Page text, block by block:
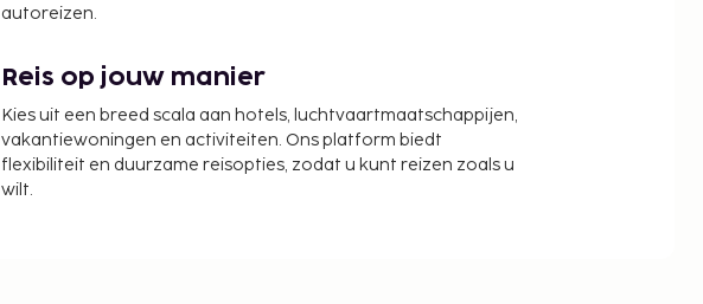
autoreizen.
Reis op jouw manier
Kies uit een breed scala aan hotels, luchtvaartmaatschappijen,
vakantiewoningen en activiteiten. Ons platform biedt
flexibiliteit en duurzame reisopties, zodat u kunt reizen zoals u
wilt.